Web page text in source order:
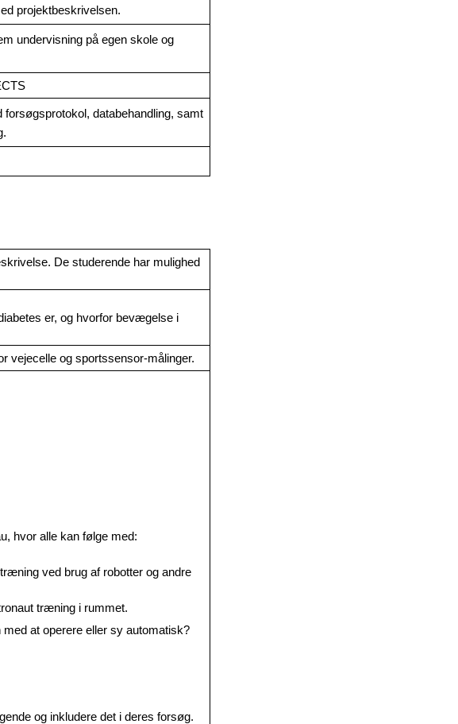
projektbeskrivelsen.
undervisning på egen skole og
databehandling, samt
De studerende har mulighed
er, og hvorfor bevægelse i
vejecelle og sportssensor-målinger.
hvor alle kan følge med:
ved brug af robotter og andre
træning i rummet.
at operere eller sy automatisk?
og inkludere det i deres forsøg.